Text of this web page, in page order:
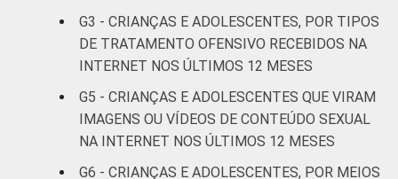
anos
3
De 15 a 17
anos
RENDA FAMILIAR Até 1 SM
Mais de 1
G3 - CRIANÇAS E ADOLESCENTES, POR TIPOS
DE TRATAMENTO OFENSIVO RECEBIDOS NA
INTERNET NOS ÚLTIMOS 12 MESES
G5 - CRIANÇAS E ADOLESCENTES QUE VIRAM
IMAGENS OU VÍDEOS DE CONTEÚDO SEXUAL
NA INTERNET NOS ÚLTIMOS 12 MESES
G6 - CRIANÇAS E ADOLESCENTES, POR MEIOS